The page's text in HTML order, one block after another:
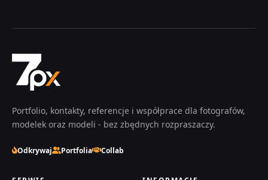
Portfolio, kontakty, referencje i współprace dla fotografów,
modelek oraz modeli - bez zbędnych rozpraszaczy.
Odkrywaj Portfolia Collab